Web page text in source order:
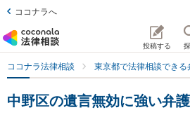
ココナラへ
投稿する
ココナラ法律相談 東京都で法律相談できる
中野区の遺言無効に強い弁